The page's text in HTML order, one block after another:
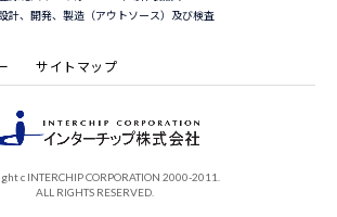
計、開発、製造（アウトソース）及び検査
サイトマップ
c INTERCHIP CORPORATION 2000-2011.
ALL RIGHTS RESERVED.